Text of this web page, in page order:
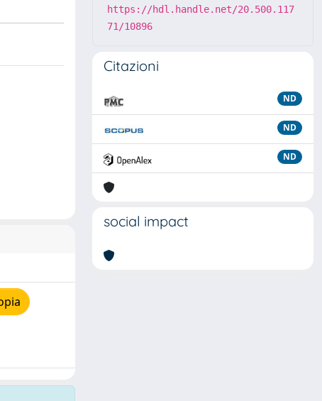
https://hdl.handle.net/20.500.117
71/10896
Citazioni
ND
ND
ND
social impact